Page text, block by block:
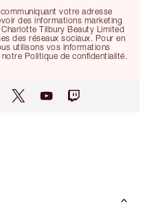
votre adresse
des informations marketing
Tilbury Beauty Limited
des réseaux sociaux. Pour en
utilisons vos informations
Politique de confidentialité.